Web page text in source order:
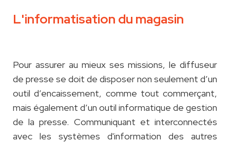
L'informatisation du magasin
Pour assurer au mieux ses missions, le diffuseur
de presse se doit de disposer non seulement d’un
outil d’encaissement, comme tout commerçant,
mais également d’un outil informatique de gestion
de la presse. Communiquant et interconnectés
avec les systèmes d'information des autres